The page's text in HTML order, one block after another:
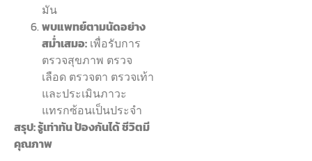
มัน
พบแพทย์ตามนัดอย่าง
สม่ำเสมอ: เพื่อรับการ
ตรวจสุขภาพ ตรวจ
เลือด ตรวจตา ตรวจเท้า
และประเมินภาวะ
แทรกซ้อนเป็นประจำ
สรุป: รู้เท่าทัน ป้องกันได้ ชีวิตมี
คุณภาพ